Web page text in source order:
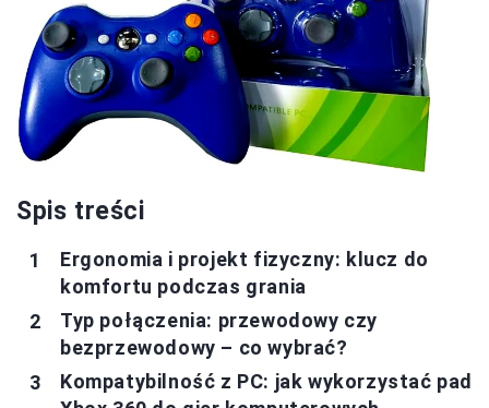
Spis treści
Ergonomia i projekt fizyczny: klucz do
komfortu podczas grania
Typ połączenia: przewodowy czy
bezprzewodowy – co wybrać?
Kompatybilność z PC: jak wykorzystać pad